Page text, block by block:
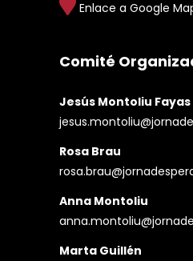
Enlace a Google
Comité
Jesús Montoliu Fayas
Rosa Brau
Anna Montoliu
Marta Guillén